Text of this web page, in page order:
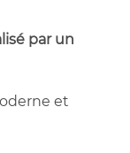
par un
et